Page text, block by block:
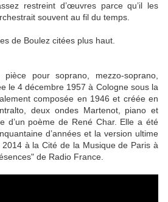
restreint d’œuvres parce qu’il les
souvent au fil du temps.
de Boulez citées plus haut.
pièce pour soprano, mezzo-soprano,
le 4 décembre 1957 à Cologne sous la
composée en 1946 et créée en
deux ondes Martenot, piano et
d’un poème de René Char. Elle a été
d’années et la version ultime
à la Cité de la Musique de Paris à
de Radio France.